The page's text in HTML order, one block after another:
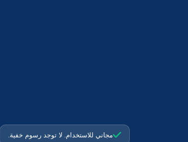
مجاني للاستخدام. لا توجد رسوم خفية.